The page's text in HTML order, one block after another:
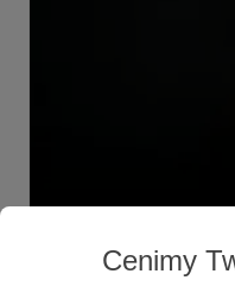
Cenimy
23.03.2021 Brak komentarzy
nowy projekt - w